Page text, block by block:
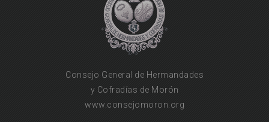
Consejo General de Hermandades
y Cofradías de Morón
www.consejomoron.org